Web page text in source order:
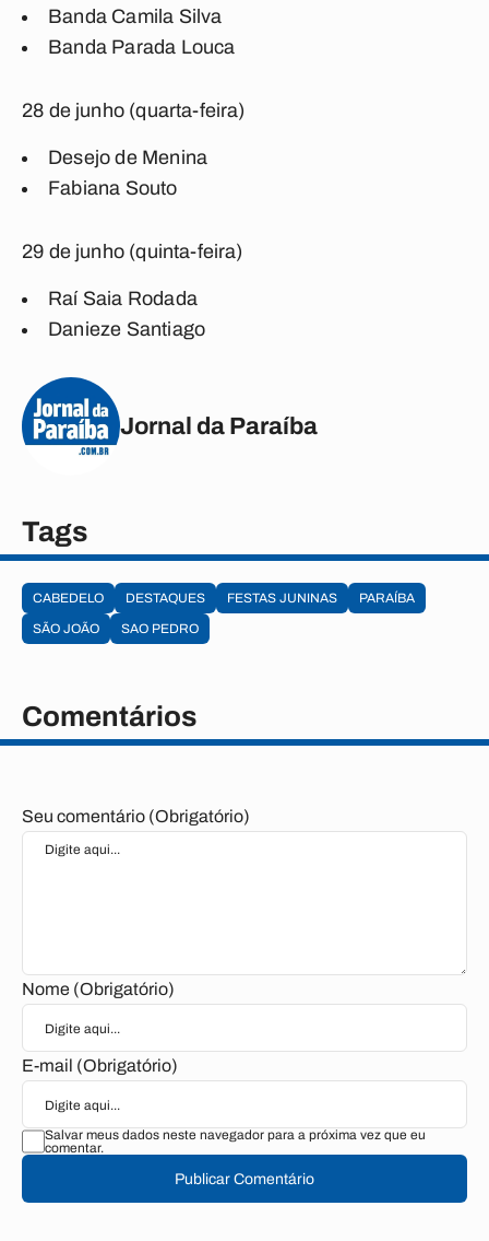
Banda Camila Silva
Banda Parada Louca
28 de junho (quarta-feira)
Desejo de Menina
Fabiana Souto
29 de junho (quinta-feira)
Raí Saia Rodada
Danieze Santiago
Jornal da Paraíba
Tags
CABEDELO DESTAQUES FESTAS JUNINAS
PARAÍBA
SÃO JOÃO
SAO PEDRO
Comentários
Seu comentário (Obrigatório)
Nome (Obrigatório)
E-mail (Obrigatório)
Salvar meus dados neste navegador para a próxima vez que eu
comentar.
Publicar Comentário